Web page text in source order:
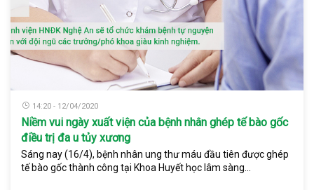
14:20 - 12/04/2020
Niềm vui ngày xuất viện của bệnh nhân ghép tế bào gốc
điều trị đa u tủy xương
Sáng nay (16/4), bệnh nhân ung thư máu đầu tiên được ghép
tế bào gốc thành công tại Khoa Huyết học lâm sàng...